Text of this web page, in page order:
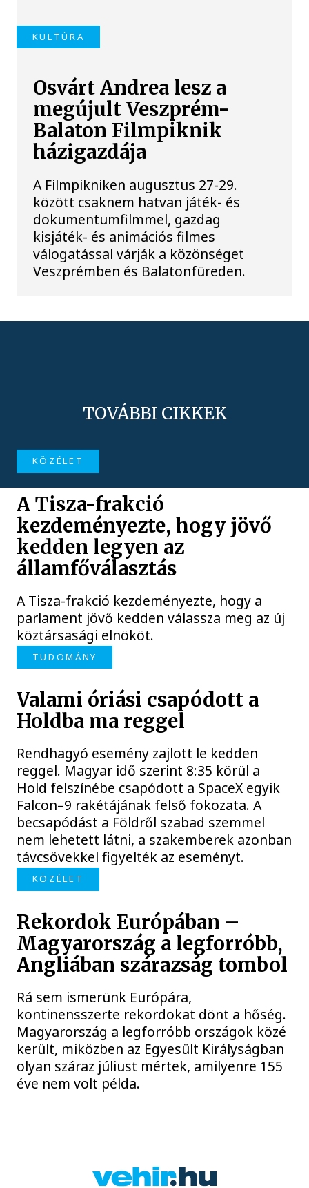
KULTÚRA
Osvárt Andrea lesz a
megújult Veszprém-
Balaton Filmpiknik
házigazdája
A Filmpikniken augusztus 27-29.
között csaknem hatvan játék- és
dokumentumfilmmel, gazdag
kisjáték- és animációs filmes
válogatással várják a közönséget
Veszprémben és Balatonfüreden.
TOVÁBBI CIKKEK
KÖZÉLET
A Tisza-frakció
kezdeményezte, hogy jövő
kedden legyen az
államfőválasztás
A Tisza-frakció kezdeményezte, hogy a
parlament jövő kedden válassza meg az új
köztársasági elnököt.
TUDOMÁNY
Valami óriási csapódott a
Holdba ma reggel
Rendhagyó esemény zajlott le kedden
reggel. Magyar idő szerint 8:35 körül a
Hold felszínébe csapódott a SpaceX egyik
Falcon–9 rakétájának felső fokozata. A
becsapódást a Földről szabad szemmel
nem lehetett látni, a szakemberek azonban
távcsövekkel figyelték az eseményt.
KÖZÉLET
Rekordok Európában –
Magyarország a legforróbb,
Angliában szárazság tombol
Rá sem ismerünk Európára,
kontinensszerte rekordokat dönt a hőség.
Magyarország a legforróbb országok közé
került, miközben az Egyesült Királyságban
olyan száraz júliust mértek, amilyenre 155
éve nem volt példa.